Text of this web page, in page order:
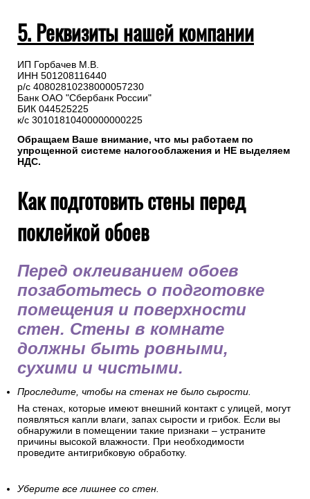
5. Реквизиты нашей компании
ИП Горбачев М.В.
ИНН 501208116440
р/с 40802810238000057230
Банк ОАО "Сбербанк России"
БИК 044525225
к/с 30101810400000000225
Обращаем Ваше внимание, что мы работаем по
упрощенной системе налогооблажения и НЕ выделяем
НДС.
Как подготовить стены перед
поклейкой обоев
Перед оклеиванием обоев
позаботьтесь о подготовке
помещения и поверхности
стен. Стены в комнате
должны быть ровными,
сухими и чистыми.
Проследите, чтобы на стенах не было сырости.
На стенах, которые имеют внешний контакт с улицей, могут
появляться капли влаги, запах сырости и грибок. Если вы
обнаружили в помещении такие признаки – устраните
причины высокой влажности. При необходимости
проведите антигрибковую обработку.
Уберите все лишнее со стен.